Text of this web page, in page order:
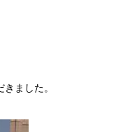
ました。